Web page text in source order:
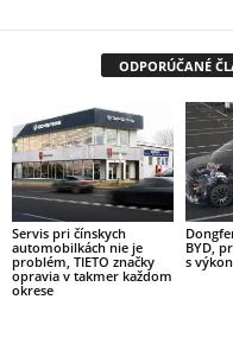
ODPORÚČANÉ
Servis pri čínskych
automobilkách nie je
problém, TIETO značky
opravia v takmer každom
okrese
BYD,
s